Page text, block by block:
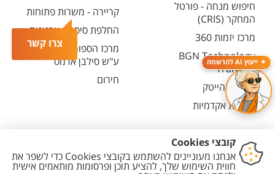
צרו קשר
ייעוץ AI להרשמה
חיפוש מנחה - פורטל
המחקר (CRIS)
מרכז יזמות 360
BGN Technology
Transfer
פארק ההייטק
משרות אקדמיות
קריירה - משרות פתוחות
החלפת סיסמה ארגונית
מרכז הספורט והנופש
ע"ש סילבן אדמס
חירום